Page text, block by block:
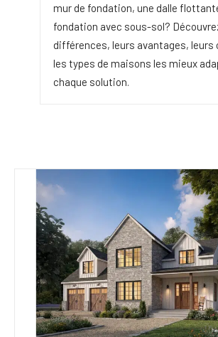
mur de fondation, une dalle
fondation avec sous-sol?
différences, leurs avantages, leurs
les types de maisons les mieux
chaque solution.